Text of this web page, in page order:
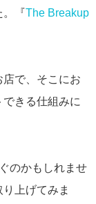
。『The Breakup
で、そこにお
きる仕組みに
のかもしれませ
上げてみま